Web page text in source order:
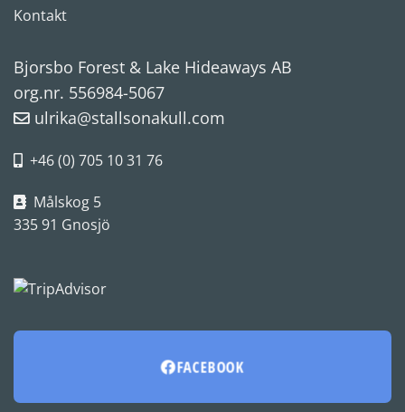
Kontakt
Bjorsbo Forest & Lake Hideaways AB
org.nr. 556984-5067
ulrika@stallsonakull.com
+46 (0) 705 10 31 76
Målskog 5
335 91 Gnosjö
FACEBOOK